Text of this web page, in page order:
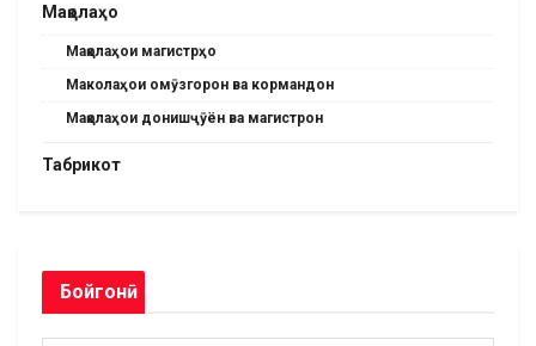
Мақолаҳо
Мақолаҳои магистрҳо
Маколаҳои омӯзгорон ва кормандон
Мақолаҳои донишҷӯён ва магистрон
Табрикот
Бойгонӣ